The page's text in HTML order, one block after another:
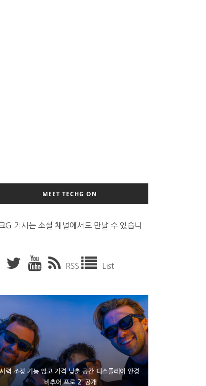
MEET TECHG ON
G 기사는 소셜 채널에서도 만날 수 있습니
RSS List
시력 조정 기능 얹고 가격 낮춘 공간 디스플레이 안경
‘비추어 프로 2’ 공개
램 부족에 10억달러어치 아이폰18 프로세서 패키징
대기 중
300~400달러 반지형 스피커 준비하는 오픈AI